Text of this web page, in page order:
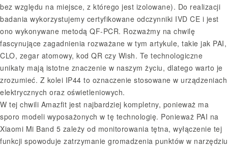
bez względu na miejsce, z którego jest izolowane). Do realizacji
badania wykorzystujemy certyfikowane odczynniki IVD CE i jest
ono wykonywane metodą QF-PCR. Rozważmy na chwilę
fascynujące zagadnienia rozważane w tym artykule, takie jak PAI,
CLO, zegar atomowy, kod QR czy Wish. Te technologiczne
unikaty mają istotne znaczenie w naszym życiu, dlatego warto je
zrozumieć. Z kolei IP44 to oznaczenie stosowane w urządzeniach
elektrycznych oraz oświetleniowych.
W tej chwili Amazfit jest najbardziej kompletny, ponieważ ma
sporo modeli wyposażonych w tę technologię. Ponieważ PAI na
Xiaomi Mi Band 5 zależy od monitorowania tętna, wyłączenie tej
funkcji spowoduje zatrzymanie gromadzenia punktów w narzędziu